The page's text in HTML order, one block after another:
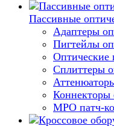
Пассивные
Адаптеры
Пигтейлы
Оптические
Сплиттеры
Коннекторы
MPO патч-